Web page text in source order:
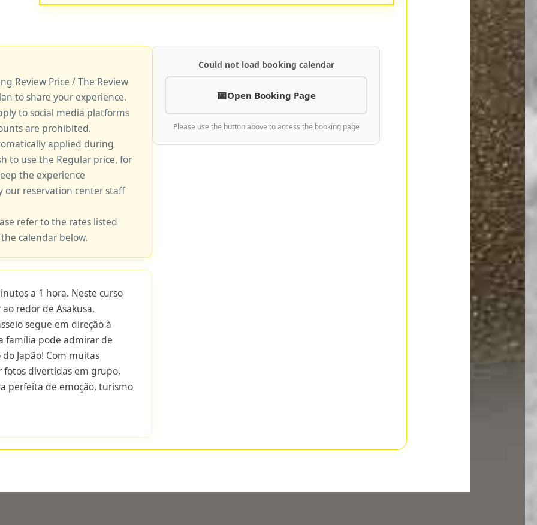
Review Price / The Review
to share your experience.
to social media platforms
are prohibited.
applied during
to use the Regular price, for
the experience
our reservation center staff
refer to the rates listed
calendar below.
a 1 hora. Neste curso
redor de Asakusa,
segue em direção à
família pode admirar de
Japão! Com muitas
divertidas em grupo,
perfeita de emoção, turismo
Could not load booking calendar
Open Booking Page
Please use the button above to access the booking page